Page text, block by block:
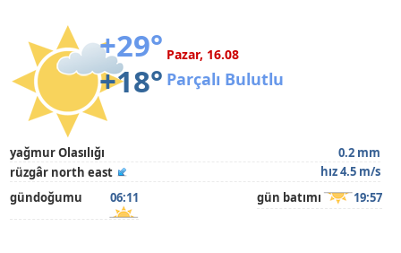
+29°
+18°
Pazar, 16.08
Parçalı Bulutlu
yağmur Olasılığı
0.2 mm
rüzgâr north east
hız 4.5 m/s
gündoğumu
06:11 gün batımı 19:57